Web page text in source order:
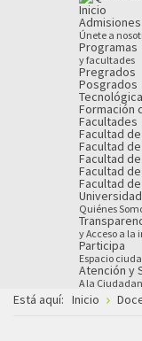
Inicio
Admisiones
Únete a
Programas
y facultades
Pregrados
Posgrados
Formación
Facultades
Facultad
Facultad
Facultad
Facultad
Facultad
Universidad
Quiénes
y Acceso a la
Participa
Espacio
Atención y
A la
Está aquí: Inicio